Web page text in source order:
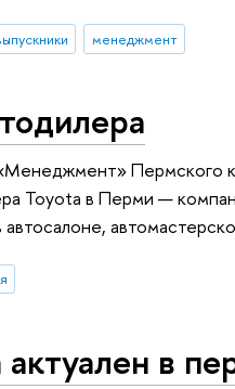
менеджмент
«Менеджмент»
Toyota в Перми —
в